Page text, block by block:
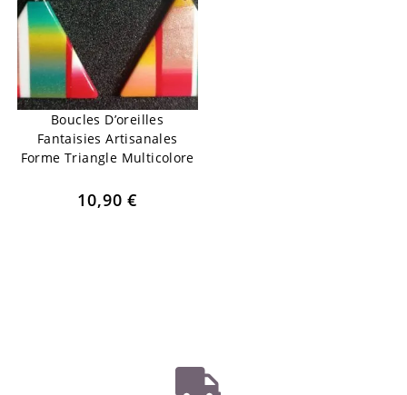
Boucles D’oreilles
Fantaisies Artisanales
Forme Triangle Multicolore
10,90€